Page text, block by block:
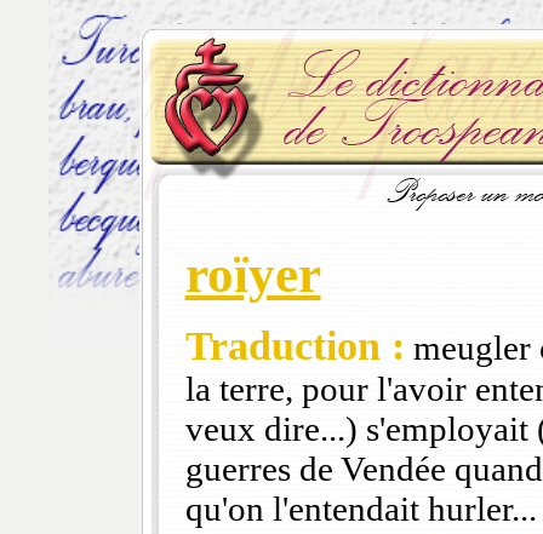
roïyer
Traduction : meugler
la terre, pour l'avoir
veux dire...) s'employait
guerres de Vendée
qu'on l'entendait